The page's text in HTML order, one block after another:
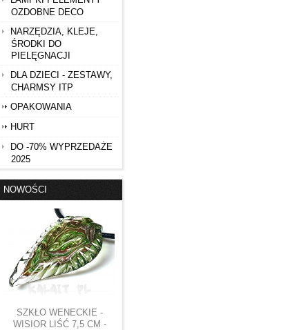
OZDOBNE DECO
NARZĘDZIA, KLEJE,
ŚRODKI DO
PIELĘGNACJI
DLA DZIECI - ZESTAWY,
CHARMSY ITP
OPAKOWANIA
HURT
DO -70% WYPRZEDAŻE
2025
NOWOŚCI
SZKŁO WENECKIE -
WISIOR LIŚĆ 7,5 CM -